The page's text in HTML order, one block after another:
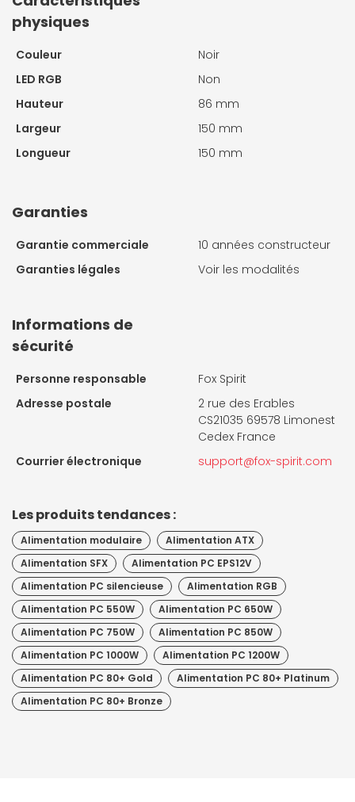
physiques
Couleur
Noir
LED RGB
Non
Hauteur
86 mm
Largeur
150 mm
Longueur
150 mm
Garanties
Garantie commerciale
10 années constructeur
Garanties légales
Voir les modalités
Informations de
sécurité
Personne responsable
Fox Spirit
Adresse postale
2 rue des Erables
CS21035 69578 Limonest
Cedex France
Courrier électronique
support@fox-spirit.com
Les produits tendances :
Alimentation modulaire
Alimentation ATX
Alimentation SFX
Alimentation PC EPS12V
Alimentation PC silencieuse
Alimentation RGB
Alimentation PC 550W
Alimentation PC 650W
Alimentation PC 750W
Alimentation PC 850W
Alimentation PC 1000W
Alimentation PC 1200W
Alimentation PC 80+ Gold
Alimentation PC 80+ Platinum
Alimentation PC 80+ Bronze